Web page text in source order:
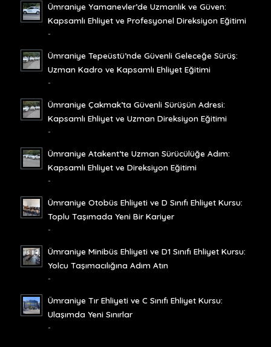
Ümraniye Yamanevler’de Uzmanlık ve Güven:
Kapsamlı Ehliyet ve Profesyonel Direksiyon Eğitimi
-
Ümraniye Tepeüstü’nde Güvenli Geleceğe Sürüş:
Uzman Kadro ve Kapsamlı Ehliyet Eğitimi
-
Ümraniye Çakmak’ta Güvenli Sürüşün Adresi:
Kapsamlı Ehliyet ve Uzman Direksiyon Eğitimi
-
Ümraniye Atakent’te Uzman Sürücülüğe Adım:
Kapsamlı Ehliyet ve Direksiyon Eğitimi
-
Ümraniye Otobüs Ehliyeti ve D Sınıfı Ehliyet Kursu:
Toplu Taşımada Yeni Bir Kariyer
-
Ümraniye Minibüs Ehliyeti ve D1 Sınıfı Ehliyet Kursu:
Yolcu Taşımacılığına Adım Atın
-
Ümraniye Tır Ehliyeti ve C Sınıfı Ehliyet Kursu:
Ulaşımda Yeni Sınırlar
-